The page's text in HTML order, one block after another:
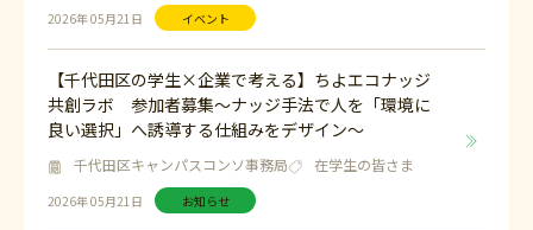
2026年 05月21日 イベント
2026年 05月21日 お知らせ
【千代田区の学生×企業で考える】ちよエコナッジ
共創ラボ 参加者募集〜ナッジ手法で人を「環境に
良い選択」へ誘導する仕組みをデザイン〜
千代田区キャンパスコンソ事務局 在学生の皆さま